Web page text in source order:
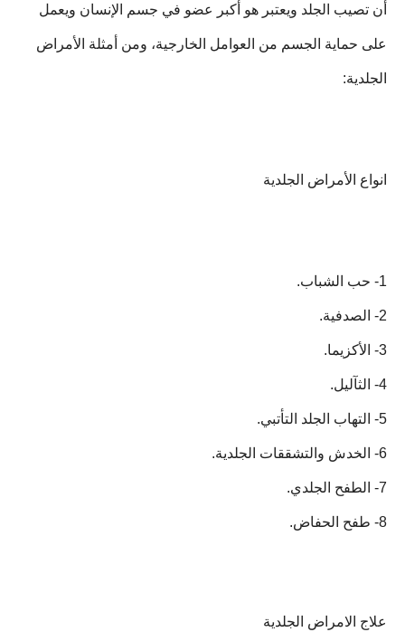
أن تصيب الجلد ويعتبر هو أكبر عضو في جسم الإنسان ويعمل
على حماية الجسم من العوامل الخارجية، ومن أمثلة الأمراض
الجلدية:
انواع الأمراض الجلدية
1- حب الشباب.
2- الصدفية.
3- الأكزيما.
4- الثآليل.
5- التهاب الجلد التأتبي.
6- الخدش والتشققات الجلدية.
7- الطفح الجلدي.
8- طفح الحفاض.
علاج الامراض الجلدية